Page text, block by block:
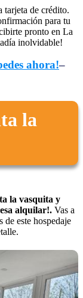
tarjeta de crédito.
para tu
pronto en La
inolvidable!
ahora!–
la
la vasquita y
alquilar!. Vas a
de este hospedaje